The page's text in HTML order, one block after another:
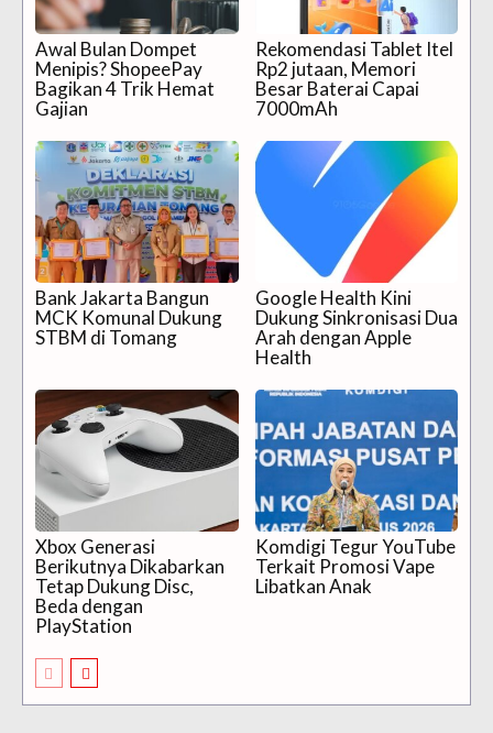
Awal Bulan Dompet
Menipis? ShopeePay
Bagikan 4 Trik Hemat
Gajian
Rekomendasi Tablet Itel
Rp2 jutaan, Memori
Besar Baterai Capai
7000mAh
Bank Jakarta Bangun
MCK Komunal Dukung
STBM di Tomang
Google Health Kini
Dukung Sinkronisasi Dua
Arah dengan Apple
Health
Xbox Generasi
Berikutnya Dikabarkan
Tetap Dukung Disc,
Beda dengan
PlayStation
Komdigi Tegur YouTube
Terkait Promosi Vape
Libatkan Anak